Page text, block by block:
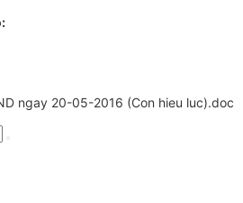
ngay 20-05-2016 (Con hieu luc).doc